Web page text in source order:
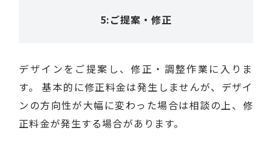
5:ご提案・修正
デザインをご提案し、修正・調整作業に入りま
す。 基本的に修正料金は発生しませんが、デザイ
ンの方向性が大幅に変わった場合は相談の上、修
正料金が発生する場合があります。